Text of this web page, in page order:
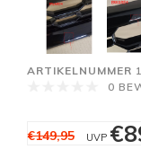
ARTIKELNUMMER
0
€149,95 UVP